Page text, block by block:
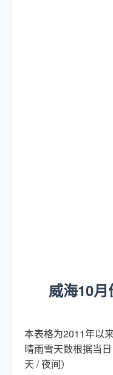
威海10
本表格为2011年以
晴雨雪天数根据当
天 / 夜间）